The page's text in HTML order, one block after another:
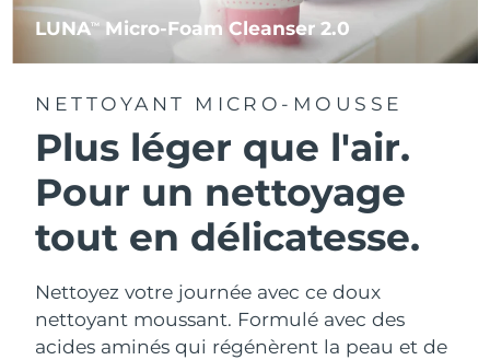
LUNATM Micro-Foam Cleanser 2.0
NETTOYANT MICRO-MOUSSE
Plus léger que l'air.
Pour un nettoyage
tout en délicatesse.
Nettoyez votre journée avec ce doux
nettoyant moussant. Formulé avec des
acides aminés qui régénèrent la peau et de